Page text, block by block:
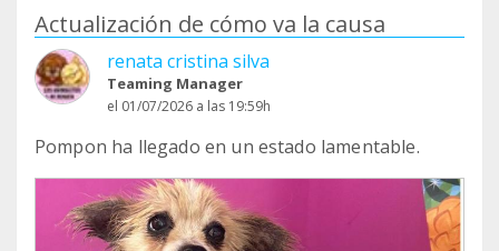
Actualización de cómo va la causa
renata cristina silva
Teaming Manager
el 01/07/2026 a las 19:59h
Pompon ha llegado en un estado lamentable.